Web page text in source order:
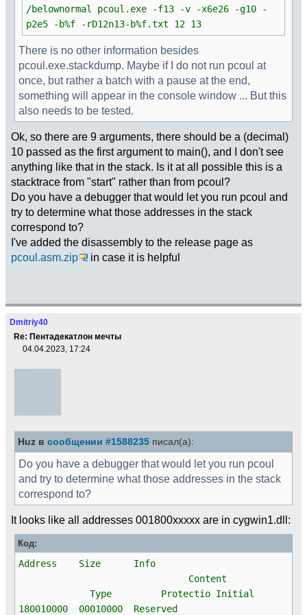
/belownormal pcoul.exe -f13 -v -x6e26 -g10 -
p2e5 -b%f -rD12n13-b%f.txt 12 13
There is no other information besides
pcoul.exe.stackdump. Maybe if I do not run pcoul at
once, but rather a batch with a pause at the end,
something will appear in the console window ... But this
also needs to be tested.
Ok, so there are 9 arguments, there should be a (decimal)
10 passed as the first argument to main(), and I don't see
anything like that in the stack. Is it at all possible this is a
stacktrace from "start" rather than from pcoul?
Do you have a debugger that would let you run pcoul and
try to determine what those addresses in the stack
correspond to?
I've added the disassembly to the release page as
pcoul.asm.zip
in case it is helpful
Dmitriy40
Re: Пентадекатлон мечты
04.04.2023, 17:24
Huz в сообщении #1588235 писал(а):
Do you have a debugger that would let you run pcoul
and try to determine what those addresses in the stack
correspond to?
It looks like all addresses 001800xxxxx are in cygwin1.dll:
Код:
Address Size Info
Content
Type Protectio Initial
180010000 00010000 Reserved